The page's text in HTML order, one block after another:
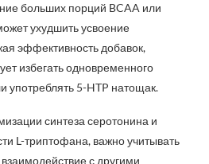
больших порций BCAA или
ухудшить усвоение
эффективность добавок,
избегать одновременного
употреблять 5-HTP натощак.
синтеза серотонина и
L-триптофана, важно учитывать
с другими